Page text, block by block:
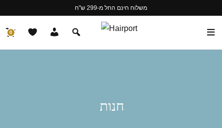
משלוח חינם החל מ-299 ש"ח
0
חנות